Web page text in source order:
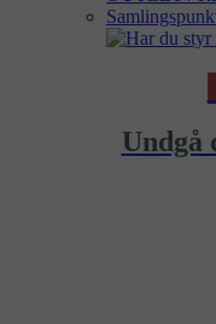
Undgå